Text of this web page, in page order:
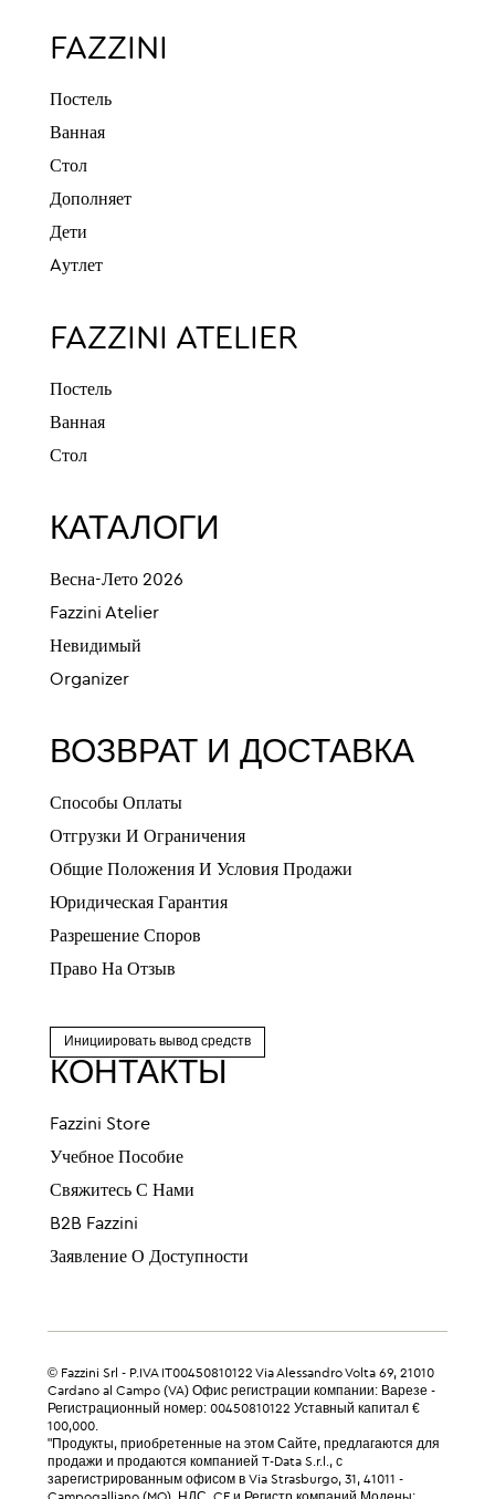
FAZZINI
Постель
Ванная
Стол
Дополняет
Дети
Aутлет
FAZZINI ATELIER
Постель
Ванная
Стол
КАТАЛОГИ
Весна-Лето 2026
Fazzini Atelier
Невидимый
Organizer
ВОЗВРАТ И ДОСТАВКА
Способы Оплаты
Отгрузки И Ограничения
Общие Положения И Условия Продажи
Юридическая Гарантия
Разрешение Споров
Право На Отзыв
Инициировать вывод средств
КОНТАКТЫ
Fazzini Store
Учебное Пособие
Свяжитесь С Нами
B2B Fazzini
Заявление О Доступности
© Fazzini Srl - P.IVA IT00450810122 Via Alessandro Volta 69, 21010
Cardano al Campo (VA) Офис регистрации компании: Варезе -
Регистрационный номер: 00450810122 Уставный капитал €
100,000.
"Продукты, приобретенные на этом Сайте, предлагаются для
продажи и продаются компанией T-Data S.r.l., с
зарегистрированным офисом в Via Strasburgo, 31, 41011 -